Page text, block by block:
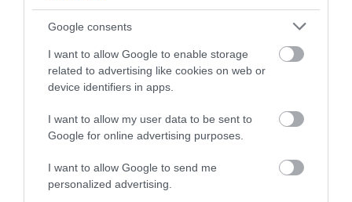
Google consents
I want to allow Google to enable storage
related to advertising like cookies on web or
device identifiers in apps.
I want to allow my user data to be sent to
Google for online advertising purposes.
I want to allow Google to send me
personalized advertising.
ZÁPOROK, ZIVATAROK KIALAKULHATNAK
2026. augusztus 07|Mindenki ügye
KÉT AUTÓ ÜTKÖZÖTT BOGÁCSON, A
MENTŐK IS A HELYSZÍNRE ÉRKE...
2026. augusztus 06